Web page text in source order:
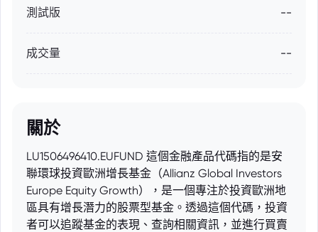
測試版 --
成交量 --
關於
LU1506496410.EUFUND 這個金融產品代碼指的是安
聯環球投資歐洲增長基金（Allianz Global Investors
Europe Equity Growth），是一個專注於投資歐洲地
區具有增長潛力的股票型基金。透過這個代碼，投資
者可以追蹤基金的表現、查詢相關資訊，並進行買賣